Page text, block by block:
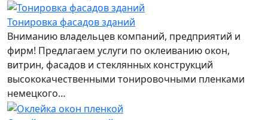
Тонировка фасадов зданий
Вниманию владельцев компаний, предприятий и
фирм! Предлагаем услуги по оклеиванию окон,
витрин, фасадов и стеклянных конструкций
высококачественными тонировочными пленками
немецкого…